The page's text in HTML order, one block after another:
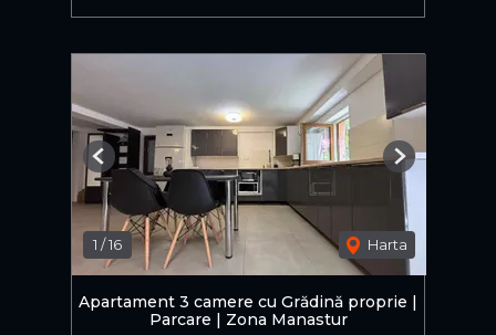
1 /16 Harta
Previous Next
Apartament 3 camere cu Grădină proprie |
Parcare | Zona Manastur